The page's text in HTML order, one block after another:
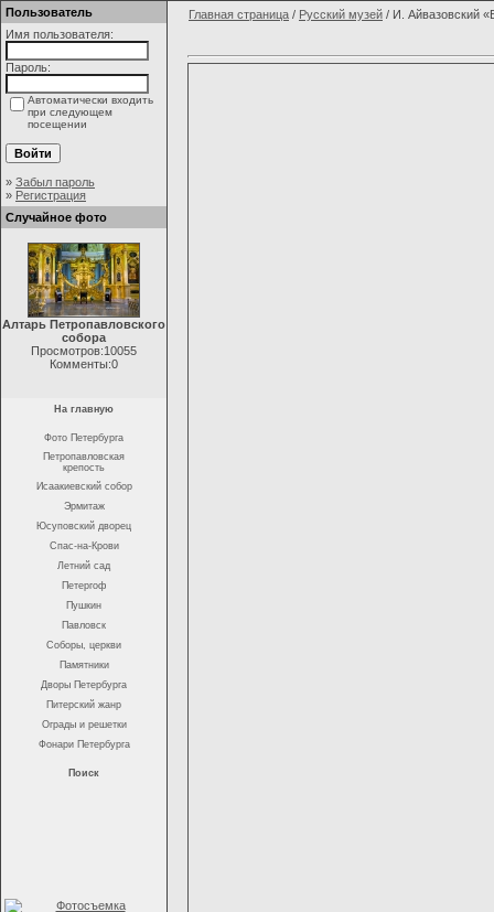
Пользователь
Имя пользователя:
Пароль:
Автоматически входить
при следующем
посещении
» Забыл пароль
» Регистрация
Случайное фото
Алтарь Петропавловского
собора
Просмотров:10055
Комменты:0
На главную
Фото Петербурга
Петропавловская
крепость
Исаакиевский собор
Эрмитаж
Юсуповский дворец
Спас-на-Крови
Летний сад
Петергоф
Пушкин
Павловск
Соборы, церкви
Памятники
Дворы Петербурга
Питерский жанр
Ограды и решетки
Фонари Петербурга
Поиск
Главная страница / Русский музей / И. Айвазовский